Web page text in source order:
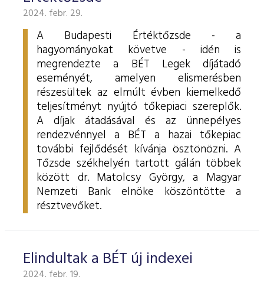
2024. febr. 29.
A Budapesti Értéktőzsde - a
hagyományokat követve - idén is
megrendezte a BÉT Legek díjátadó
eseményét, amelyen elismerésben
részesültek az elmúlt évben kiemelkedő
teljesítményt nyújtó tőkepiaci szereplők.
A díjak átadásával és az ünnepélyes
rendezvénnyel a BÉT a hazai tőkepiac
további fejlődését kívánja ösztönözni. A
Tőzsde székhelyén tartott gálán többek
között dr. Matolcsy György, a Magyar
Nemzeti Bank elnöke köszöntötte a
résztvevőket.
Elindultak a BÉT új indexei
2024. febr. 19.